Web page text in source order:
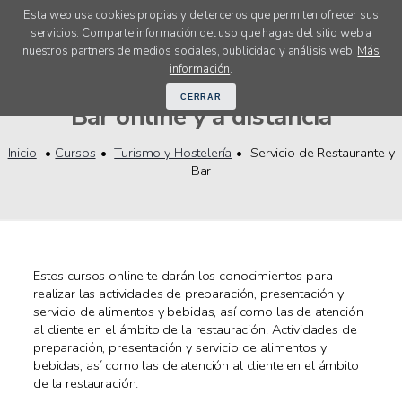
Esta web usa cookies propias y de terceros que permiten ofrecer sus
servicios. Comparte información del uso que hagas del sitio web a
nuestros partners de medios sociales, publicidad y análisis web. Más
información.
CERRAR
menú
Cursos Servicio de Restaurante y
Bar online y a distancia
Inicio Cursos Turismo y Hostelería
Servicio de Restaurante y
Bar
Estos cursos online te darán los conocimientos para
realizar las actividades de preparación, presentación y
servicio de alimentos y bebidas, así como las de atención
al cliente en el ámbito de la restauración. Actividades de
preparación, presentación y servicio de alimentos y
bebidas, así como las de atención al cliente en el ámbito
de la restauración.